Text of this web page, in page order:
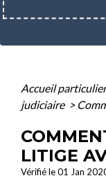
Accueil
judiciaire >
LITIGE
Vérifié le 01 Jan